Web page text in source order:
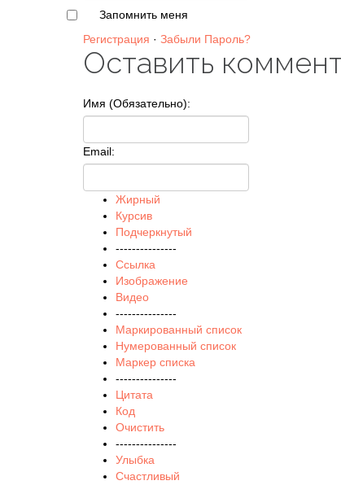
Запомнить меня
Регистрация · Забыли Пароль?
Оставить
Имя (Обязательно):
Email:
Жирный
Курсив
Подчеркнутый
---------------
Ссылка
Изображение
Видео
---------------
Маркированный список
Нумерованный список
Маркер списка
---------------
Цитата
Код
Очистить
---------------
Улыбка
Счастливый